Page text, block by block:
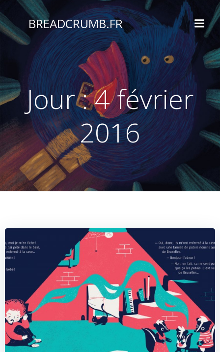
Aller
au
contenu
BREADCRUMB.FR
Jour :4 février
2016